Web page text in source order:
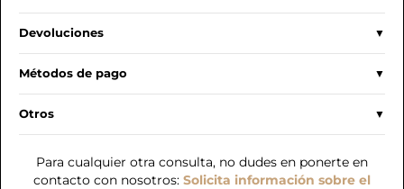
Devoluciones
Métodos de pago
Otros
Para cualquier otra consulta, no dudes en ponerte en
contacto con nosotros: Solicita información sobre el